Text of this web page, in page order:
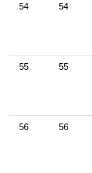
54 54
55 55
56 56